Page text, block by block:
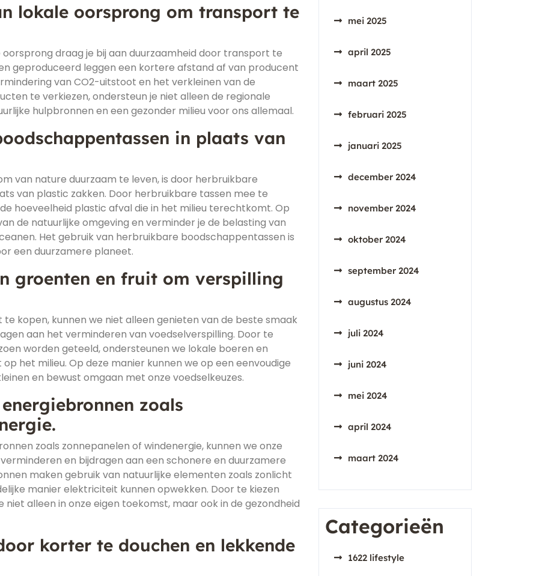
lokale oorsprong om transport te
draag je bij aan duurzaamheid door transport te
geproduceerd leggen een kortere afstand af van producent
van CO2-uitstoot en het verkleinen van de
te verkiezen, ondersteun je niet alleen de regionale
hulpbronnen en een gezonder milieu voor ons allemaal.
in plaats van
van nature duurzaam te leven, is door herbruikbare
van plastic zakken. Door herbruikbare tassen mee te
hoeveelheid plastic afval die in het milieu terechtkomt. Op
de natuurlijke omgeving en verminder je de belasting van
Het gebruik van herbruikbare boodschappentassen is
een duurzamere planeet.
groenten en fruit om verspilling
kopen, kunnen we niet alleen genieten van de beste smaak
aan het verminderen van voedselverspilling. Door te
worden geteeld, ondersteunen we lokale boeren en
het milieu. Op deze manier kunnen we op een eenvoudige
en bewust omgaan met onze voedselkeuzes.
zoals
zoals zonnepanelen of windenergie, kunnen we onze
en bijdragen aan een schonere en duurzamere
maken gebruik van natuurlijke elementen zoals zonlicht
manier elektriciteit kunnen opwekken. Door te kiezen
alleen in onze eigen toekomst, maar ook in de gezondheid
korter te douchen en lekkende
mei 2025
april 2025
maart 2025
februari 2025
januari 2025
december 2024
november 2024
oktober 2024
september 2024
augustus 2024
juli 2024
juni 2024
mei 2024
april 2024
maart 2024
Categorieën
1622 lifestyle